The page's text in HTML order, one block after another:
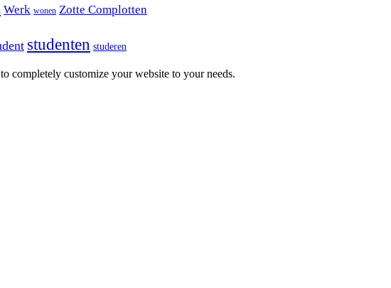
Werk wonen Zotte Complotten
studenten studeren
completely customize your website to your needs.